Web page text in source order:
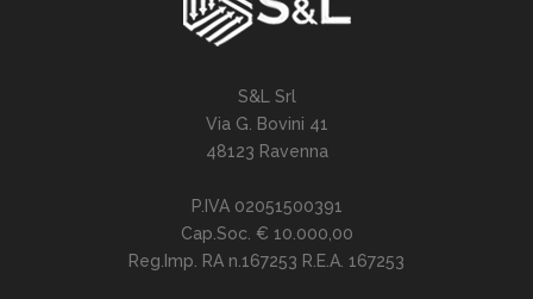
S&L Srl
Via G. Bovini 41
48123 Ravenna
P.IVA 02051500391
Cap.Soc. € 10.000,00
Reg.Imp. RA n.167253 R.E.A. 167253